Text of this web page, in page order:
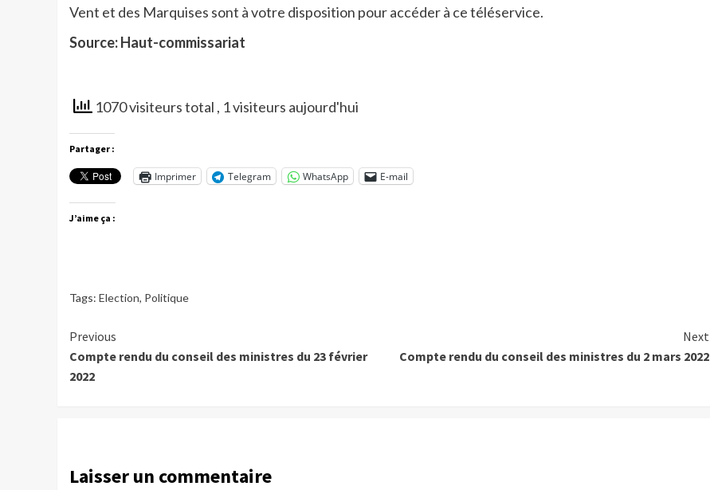
Vent et des Marquises sont à votre disposition pour accéder à ce téléservice.
Source: Haut-commissariat
1070 visiteurs total , 1 visiteurs aujourd'hui
Partager :
Imprimer Telegram WhatsApp E-mail
J’aime ça :
Tags: Election, Politique
Continue
Reading
Previous
Compte rendu du conseil des ministres du 23 février
2022
Next
Compte rendu du conseil des ministres du 2 mars 2022
Laisser un commentaire